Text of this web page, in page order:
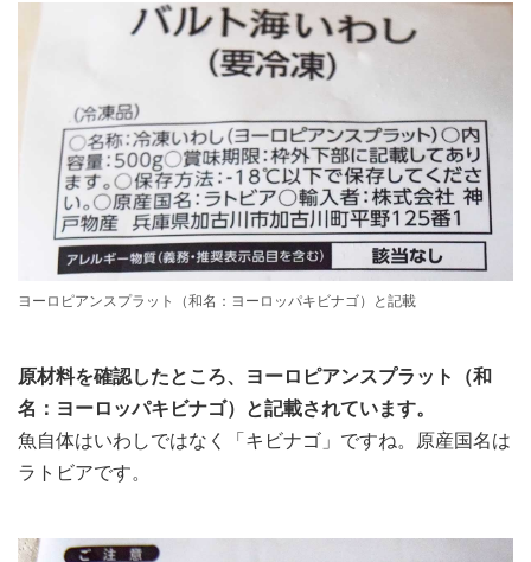
ヨーロピアンスプラット（和名：ヨーロッパキビナゴ）と記載
原材料を確認したところ、ヨーロピアンスプラット（和
名：ヨーロッパキビナゴ）と記載されています。
魚自体はいわしではなく「キビナゴ」ですね。原産国名は
ラトビアです。